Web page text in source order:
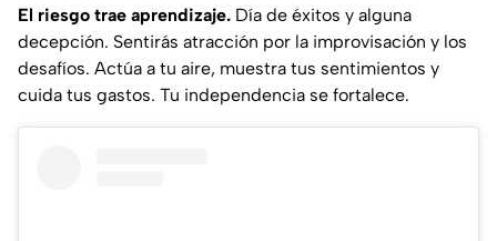
El riesgo trae aprendizaje. Día de éxitos y alguna
decepción. Sentirás atracción por la improvisación y los
desafíos. Actúa a tu aire, muestra tus sentimientos y
cuida tus gastos. Tu independencia se fortalece.